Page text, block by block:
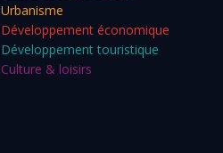
Urbanisme
Développement économique
Développement touristique
Culture & loisirs